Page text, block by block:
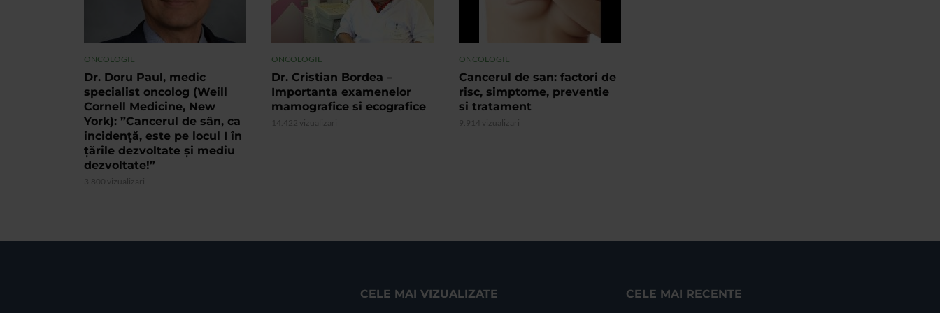
ONCOLOGIE
Dr. Doru Paul, medic
specialist oncolog (Weill
Cornell Medicine, New
York): ”Cancerul de sân, ca
incidență, este pe locul I în
țările dezvoltate și mediu
dezvoltate!”
3.800 vizualizari
ONCOLOGIE
Dr. Cristian Bordea –
Importanta examenelor
mamografice si ecografice
14.422 vizualizari
ONCOLOGIE
Cancerul de san: factori de
risc, simptome, preventie
si tratament
9.914 vizualizari
CELE MAI VIZUALIZATE CELE MAI RECENTE